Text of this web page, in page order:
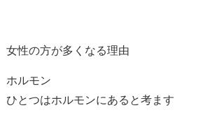
女性の方が多くなる理由
ホルモン
ひとつはホルモンにあると考ます